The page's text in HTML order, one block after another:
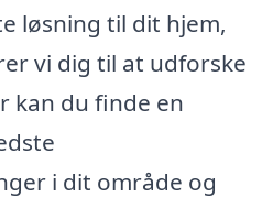
løsning til dit hjem,
vi dig til at udforske
kan du finde en
i dit område og